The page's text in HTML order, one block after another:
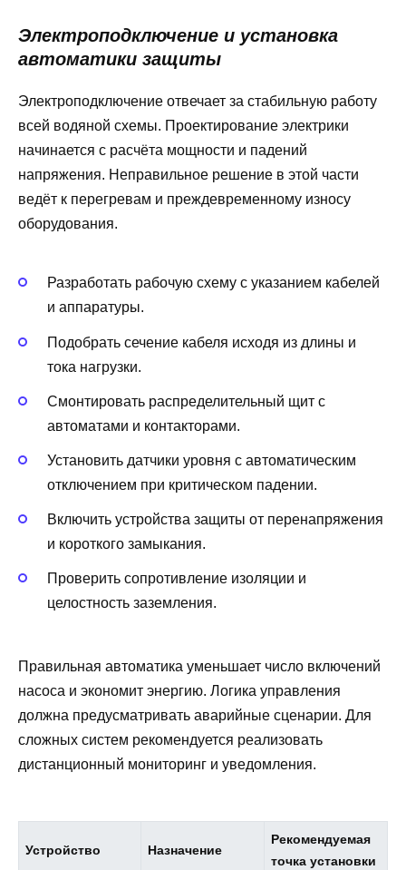
Электроподключение и установка
автоматики защиты
Электроподключение отвечает за стабильную работу
всей водяной схемы. Проектирование электрики
начинается с расчёта мощности и падений
напряжения. Неправильное решение в этой части
ведёт к перегревам и преждевременному износу
оборудования.
Разработать рабочую схему с указанием кабелей
и аппаратуры.
Подобрать сечение кабеля исходя из длины и
тока нагрузки.
Смонтировать распределительный щит с
автоматами и контакторами.
Установить датчики уровня с автоматическим
отключением при критическом падении.
Включить устройства защиты от перенапряжения
и короткого замыкания.
Проверить сопротивление изоляции и
целостность заземления.
Правильная автоматика уменьшает число включений
насоса и экономит энергию. Логика управления
должна предусматривать аварийные сценарии. Для
сложных систем рекомендуется реализовать
дистанционный мониторинг и уведомления.
Устройство Назначение
Рекомендуемая
точка установки